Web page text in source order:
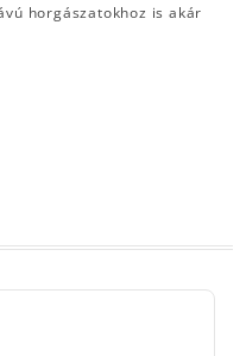
horgászatokhoz is akár